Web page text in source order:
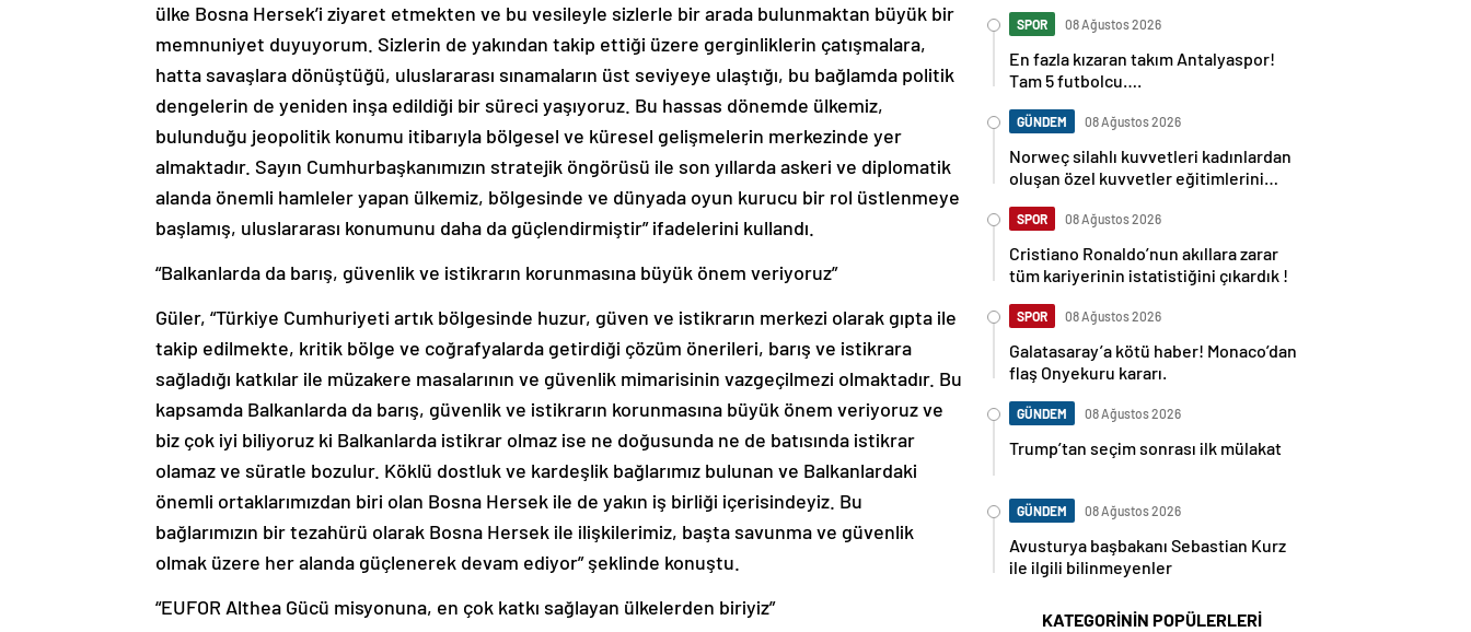
ülke Bosna Hersek’i ziyaret etmekten ve bu vesileyle sizlerle bir arada bulunmaktan büyük bir
memnuniyet duyuyorum. Sizlerin de yakından takip ettiği üzere gerginliklerin çatışmalara,
hatta savaşlara dönüştüğü, uluslararası sınamaların üst seviyeye ulaştığı, bu bağlamda politik
dengelerin de yeniden inşa edildiği bir süreci yaşıyoruz. Bu hassas dönemde ülkemiz,
bulunduğu jeopolitik konumu itibarıyla bölgesel ve küresel gelişmelerin merkezinde yer
almaktadır. Sayın Cumhurbaşkanımızın stratejik öngörüsü ile son yıllarda askeri ve diplomatik
alanda önemli hamleler yapan ülkemiz, bölgesinde ve dünyada oyun kurucu bir rol üstlenmeye
başlamış, uluslararası konumunu daha da güçlendirmiştir” ifadelerini kullandı.
“Balkanlarda da barış, güvenlik ve istikrarın korunmasına büyük önem veriyoruz”
Güler, “Türkiye Cumhuriyeti artık bölgesinde huzur, güven ve istikrarın merkezi olarak gıpta ile
takip edilmekte, kritik bölge ve coğrafyalarda getirdiği çözüm önerileri, barış ve istikrara
sağladığı katkılar ile müzakere masalarının ve güvenlik mimarisinin vazgeçilmezi olmaktadır. Bu
kapsamda Balkanlarda da barış, güvenlik ve istikrarın korunmasına büyük önem veriyoruz ve
biz çok iyi biliyoruz ki Balkanlarda istikrar olmaz ise ne doğusunda ne de batısında istikrar
olamaz ve süratle bozulur. Köklü dostluk ve kardeşlik bağlarımız bulunan ve Balkanlardaki
önemli ortaklarımızdan biri olan Bosna Hersek ile de yakın iş birliği içerisindeyiz. Bu
bağlarımızın bir tezahürü olarak Bosna Hersek ile ilişkilerimiz, başta savunma ve güvenlik
olmak üzere her alanda güçlenerek devam ediyor” şeklinde konuştu.
“EUFOR Althea Gücü misyonuna, en çok katkı sağlayan ülkelerden biriyiz”
SPOR 08 Ağustos 2026
En fazla kızaran takım Antalyaspor!
Tam 5 futbolcu….
GÜNDEM 08 Ağustos 2026
Norweç silahlı kuvvetleri kadınlardan
oluşan özel kuvvetler eğitimlerini
SPOR 08 Ağustos 2026
Cristiano Ronaldo’nun akıllara zarar
tüm kariyerinin istatistiğini çıkardık !
SPOR 08 Ağustos 2026
Galatasaray’a kötü haber! Monaco’dan
flaş Onyekuru kararı.
GÜNDEM 08 Ağustos 2026
Trump’tan seçim sonrası ilk mülakat
GÜNDEM 08 Ağustos 2026
Avusturya başbakanı Sebastian Kurz
ile ilgili bilinmeyenler
KATEGORİNİN POPÜLERLERİ